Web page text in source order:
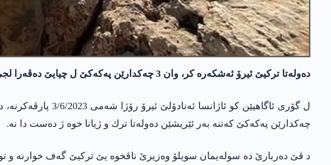
ده‌وله‌تا تركیێ ئیرۆ ئه‌شكه‌ره‌ كر، وان 3 چه‌كدارێن په‌كه‌كێ ل چیایێ ده‌ڤه‌را لجێ یا ئامه‌دێ، د ئۆپه‌راسیۆنه‌كێ ده‌ كوشتن.
چه‌كدارێن په‌كه‌كێ كه‌تنه‌ به‌ر ئێریشێن ده‌وله‌تا ترك و ژیانا خوه‌ ژ ده‌ست دا نه‌.